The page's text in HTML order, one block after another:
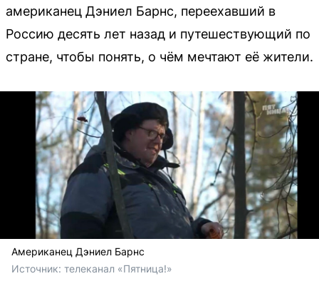
американец Дэниел Барнс, переехавший в
Россию десять лет назад и путешествующий по
стране, чтобы понять, о чём мечтают её жители.
Американец Дэниел Барнс
Источник: телеканал «Пятница!»